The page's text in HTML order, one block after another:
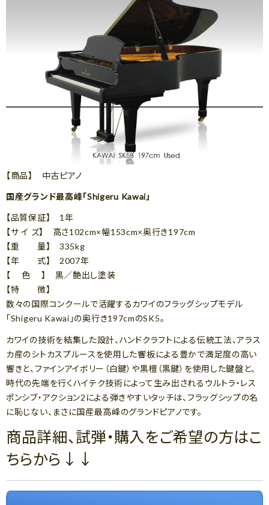
【商品】 中古ピアノ
国産グランド最高峰「Shigeru Kawai」
【品質保証】 1年
【サ イ ズ】 高さ102cm×幅153cm×奥行き197cm
【重 量】 335kg
【年 式】 2007年
【 色 】 黒／艶出し塗装
【特 徴】
数々の国際コンクールで活躍するカワイのフラッグシップモデル
「Shigeru Kawai」の奥行き197cmのSK5。
カワイの技術を結集した設計、ハンドクラフトによる伝統工法、アラス
カ産のシトカスプルースを使用した響板による豊かで満足度の高い
響きと、ファインアイボリー（白鍵）や黒檀（黒鍵）を使用した鍵盤と、
時代の先端を行くハイテク技術によって生み出されるウルトラ・レス
ポンシブ・アクション2による弾きやすいタッチは、フラッグシップの名
に恥じない、まさに国産最高峰のグランドピアノです。
商品詳細、試弾・購入をご希望の方はこ
ちらから↓↓